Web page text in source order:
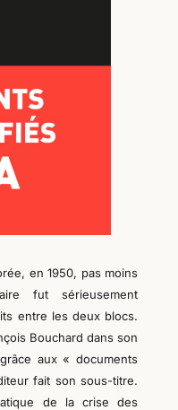
en 1950, pas moins
fut sérieusement
entre les deux blocs.
Bouchard dans son
aux « documents
fait son sous-titre.
de la crise des